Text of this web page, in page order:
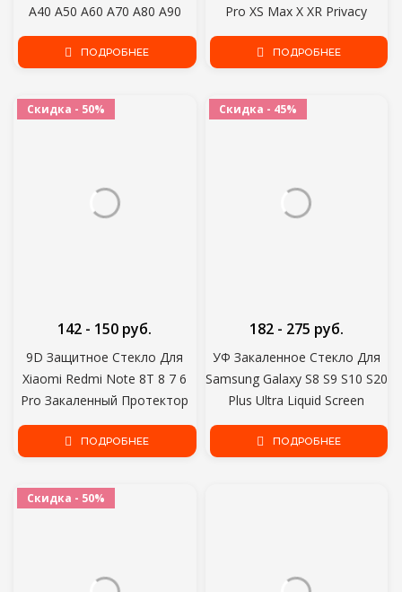
A40 A50 A60 A70 A80 A90
Закаленное Стекло Samsung
M10 M20 M30 M40 Экранная
ПОДРОБНЕЕ
Pro XS Max X XR Privacy
Screen protector iPhone 7 8 6
6S Plus SE 2020 Glass
ПОДРОБНЕЕ
Скидка - 50%
9D Защитное Стекло Для
Xiaomi Redmi Note 8T 8 7 6
Pro Закаленный Протектор
Экрана Redmi 8 8A 7 7A 6 6A
K20 K30 Защитная
142 - 150 руб.
ПОДРОБНЕЕ
Скидка - 45%
УФ Закаленное Стекло Для
Samsung Galaxy S8 S9 S10 S20
Plus Ultra Liquid Screen
Protector Для Samsung Note
8 9 10 20 Plus Glass Film
182 - 275 руб.
ПОДРОБНЕЕ
Скидка - 50%